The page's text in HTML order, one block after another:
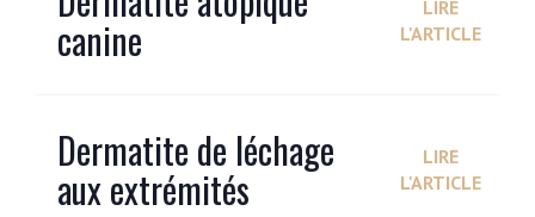
canine
LIRE
L'ARTICLE
Dermatite de léchage
aux extrémités
LIRE
L'ARTICLE